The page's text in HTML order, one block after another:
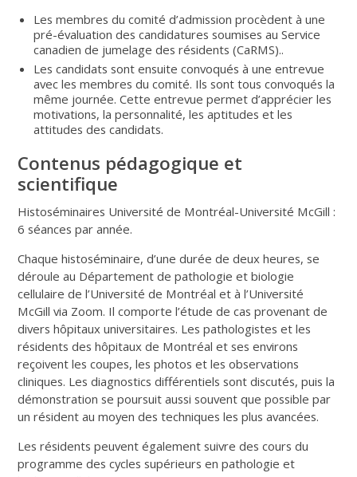
Les membres du comité d’admission procèdent à une
pré-évaluation des candidatures soumises au Service
canadien de jumelage des résidents (CaRMS)..
Les candidats sont ensuite convoqués à une entrevue
avec les membres du comité. Ils sont tous convoqués la
même journée. Cette entrevue permet d’apprécier les
motivations, la personnalité, les aptitudes et les
attitudes des candidats.
Contenus pédagogique et
scientifique
Histoséminaires Université de Montréal-Université McGill :
6 séances par année.
Chaque histoséminaire, d’une durée de deux heures, se
déroule au Département de pathologie et biologie
cellulaire de l’Université de Montréal et à l’Université
McGill via Zoom. Il comporte l’étude de cas provenant de
divers hôpitaux universitaires. Les pathologistes et les
résidents des hôpitaux de Montréal et ses environs
reçoivent les coupes, les photos et les observations
cliniques. Les diagnostics différentiels sont discutés, puis la
démonstration se poursuit aussi souvent que possible par
un résident au moyen des techniques les plus avancées.
Les résidents peuvent également suivre des cours du
programme des cycles supérieurs en pathologie et